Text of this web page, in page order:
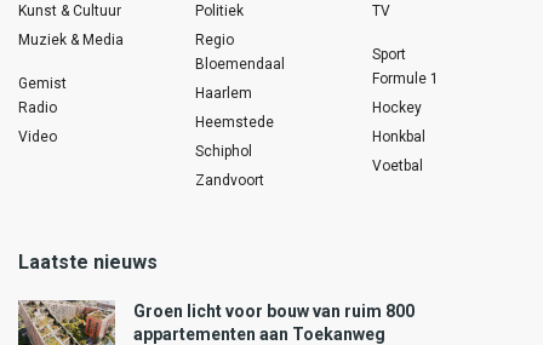
Kunst & Cultuur
Muziek & Media
Gemist
Radio
Video
Politiek
Regio
Bloemendaal
Haarlem
Heemstede
Schiphol
Zandvoort
TV
Sport
Formule 1
Hockey
Honkbal
Voetbal
Laatste nieuws
Groen licht voor bouw van ruim 800
appartementen aan Toekanweg